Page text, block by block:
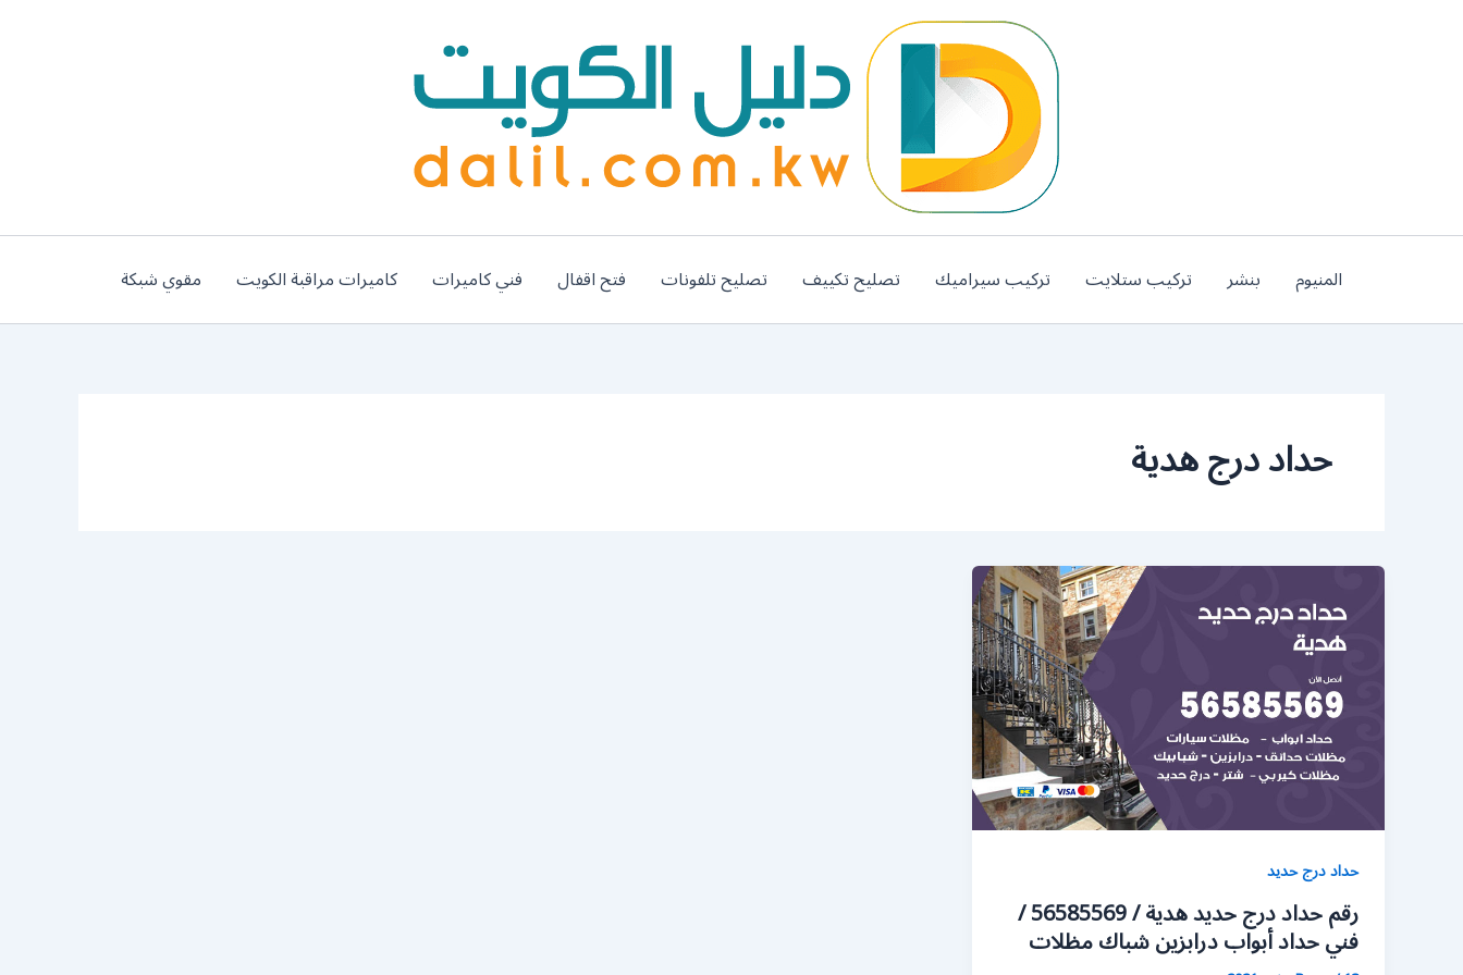
المنيوم بنشر تركيب ستلايت تركيب سيراميك تصليح تكييف تصليح تلفونات فتح اقفال فني كاميرات كاميرات مراقبة الكويت مقوي شبكة
حداد درج هدية
حداد درج حديد
رقم حداد درج حديد هدية / 56585569 /
فني حداد أبواب درابزين شباك مظلات